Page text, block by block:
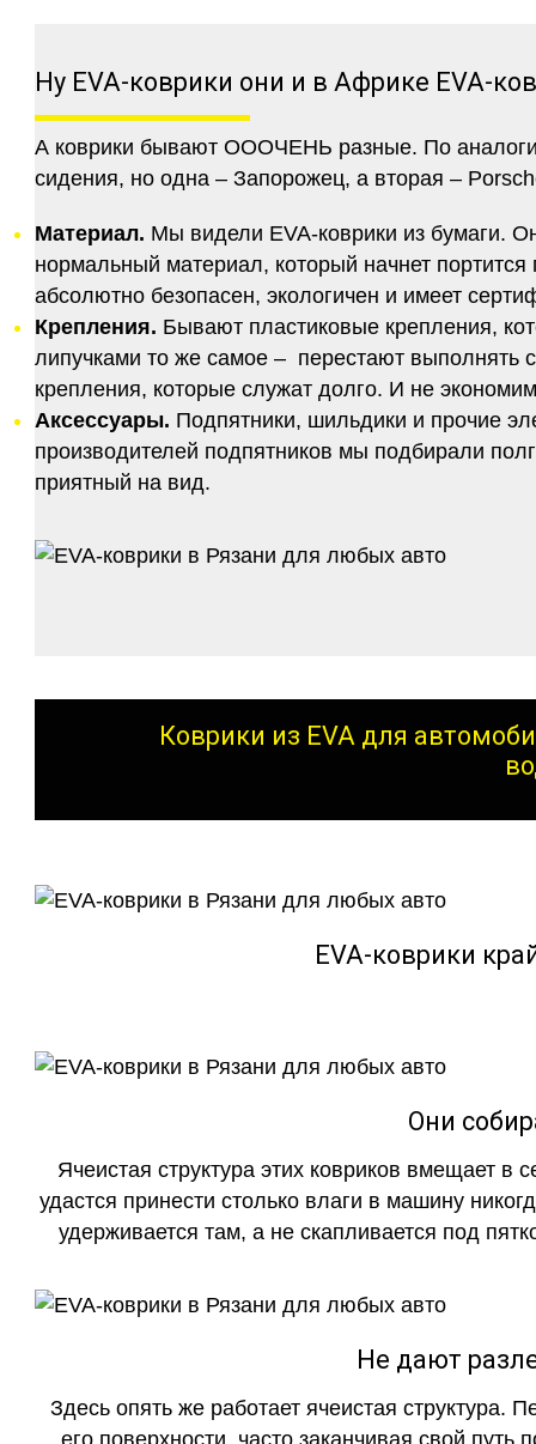
Ну EVA-коврики они и в Африке EVA-
А коврики бывают ОООЧЕНЬ разные. По
сидения, но одна – Запорожец, а вторая –
Материал. Мы видели EVA-коврики из бумаги.
нормальный материал, который начнет
абсолютно безопасен, экологичен и имеет
Крепления. Бывают пластиковые крепления,
липучками то же самое – перестают
крепления, которые служат долго. И не
Аксессуары. Подпятники, шильдики и прочие
производителей подпятников мы подбирали
приятный на вид.
Коврики из EVA для
EVA-коврики
Они
Ячеистая структура этих ковриков вмещает в
удастся принести столько влаги в машину
удерживается там, а не скапливается под
Не дают
Здесь опять же работает ячеистая структура.